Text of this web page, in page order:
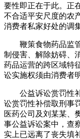
要性即正在于此。正
不合适平安尺度的农
消费者私家好处的调
鞭策食物药品监管
制侵害、解除妨碍、
药品运营的跨区域特
讼实施权须由消费者
公益诉讼赏罚性补
讼赏罚性补偿取刑事
医药公司及刘某某、
事公益诉讼案中，查
实上已远离了丧失填